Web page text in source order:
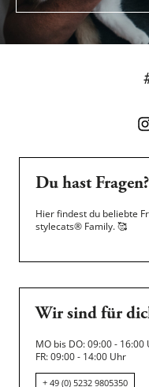
Du hast Fragen?
Hier findest du beliebte
stylecats® Family.🥰
Wir sind für
MO bis DO: 09:00 - 16:00
FR: 09:00 - 14:00 Uhr
+ 49 (0) 5232 9805350